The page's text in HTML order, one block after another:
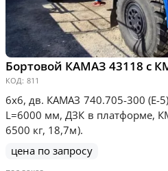
Бортовой КАМАЗ 43118 с
КОД: 811
6х6, дв. КАМАЗ 740.705-300 (Е-
L=6000 мм, ДЗК в платформе,
6500 кг, 18,7м).
цена по запросу